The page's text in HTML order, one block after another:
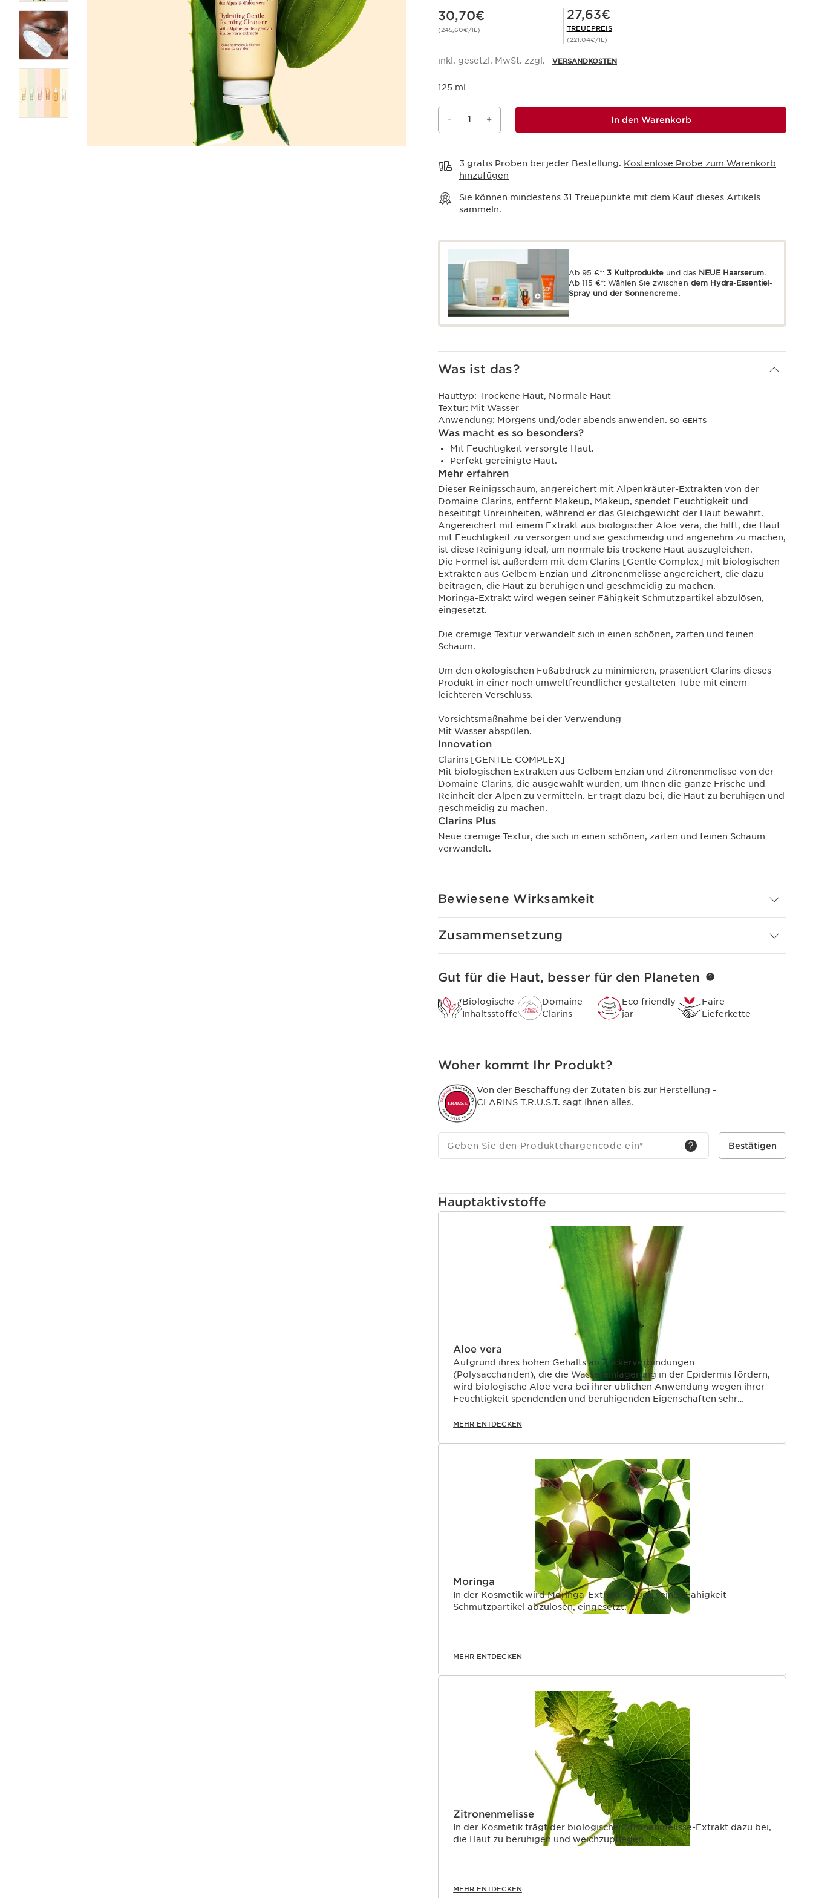
Aktueller Preis 30,70€
30,70€
(245,60€/1L)
Mitgliederpreis 27,63€
27,63€
TREUEPREIS
(221,04€/1L)
inkl. gesetzl. MwSt. zzgl. VERSANDKOSTEN
125 ml
- 1 + In den Warenkorb
3 gratis Proben bei jeder Bestellung. Kostenlose Probe zum Warenkorb
hinzufügen
Sie können mindestens 31 Treuepunkte mit dem Kauf dieses Artikels
sammeln.
Ab 95 €*:3 Kultprodukte und das NEUE Haarserum.
Ab 115 €*: Wählen Sie zwischen dem Hydra-Essentiel-
Spray und der Sonnencreme.
Was ist das?
Hauttyp: Trockene Haut, Normale Haut
Textur: Mit Wasser
Anwendung: Morgens und/oder abends anwenden. SO GEHTS
Was macht es so besonders?
Mit Feuchtigkeit versorgte Haut.
Perfekt gereinigte Haut.
Mehr erfahren
Dieser Reinigsschaum, angereichert mit Alpenkräuter-Extrakten von der
Domaine Clarins, entfernt Makeup, Makeup, spendet Feuchtigkeit und
beseititgt Unreinheiten, während er das Gleichgewicht der Haut bewahrt.
Angereichert mit einem Extrakt aus biologischer Aloe vera, die hilft, die Haut
mit Feuchtigkeit zu versorgen und sie geschmeidig und angenehm zu machen,
ist diese Reinigung ideal, um normale bis trockene Haut auszugleichen.
Die Formel ist außerdem mit dem Clarins [Gentle Complex] mit biologischen
Extrakten aus Gelbem Enzian und Zitronenmelisse angereichert, die dazu
beitragen, die Haut zu beruhigen und geschmeidig zu machen.
Moringa-Extrakt wird wegen seiner Fähigkeit Schmutzpartikel abzulösen,
eingesetzt.
Die cremige Textur verwandelt sich in einen schönen, zarten und feinen
Schaum.
Um den ökologischen Fußabdruck zu minimieren, präsentiert Clarins dieses
Produkt in einer noch umweltfreundlicher gestalteten Tube mit einem
leichteren Verschluss.
Vorsichtsmaßnahme bei der Verwendung
Mit Wasser abspülen.
Innovation
Clarins [GENTLE COMPLEX]
Mit biologischen Extrakten aus Gelbem Enzian und Zitronenmelisse von der
Domaine Clarins, die ausgewählt wurden, um Ihnen die ganze Frische und
Reinheit der Alpen zu vermitteln. Er trägt dazu bei, die Haut zu beruhigen und
geschmeidig zu machen.
Clarins Plus
Neue cremige Textur, die sich in einen schönen, zarten und feinen Schaum
verwandelt.
Bewiesene Wirksamkeit
Zusammensetzung
Gut für die Haut, besser für den Planeten
Biologische
Inhaltsstoffe
Domaine
Clarins
Eco friendly
jar
Faire
Lieferkette
Woher kommt Ihr Produkt?
Von der Beschaffung der Zutaten bis zur Herstellung -
CLARINS T.R.U.S.T. sagt Ihnen alles.
Geben Sie den Produktchargencode ein* Bestätigen
Hauptaktivstoffe
Aloe vera
Aufgrund ihres hohen Gehalts an Zuckerverbindungen
(Polysacchariden), die die Wassereinlagerung in der Epidermis fördern,
wird biologische Aloe vera bei ihrer üblichen Anwendung wegen ihrer
Feuchtigkeit spendenden und beruhigenden Eigenschaften sehr
MEHR ENTDECKEN
Moringa
In der Kosmetik wird Moringa-Extrakt wegen seiner Fähigkeit
Schmutzpartikel abzulösen, eingesetzt.
MEHR ENTDECKEN
Zitronenmelisse
In der Kosmetik trägt der biologische Zitronenmelisse-Extrakt dazu bei,
die Haut zu beruhigen und weichzupflegen.
MEHR ENTDECKEN